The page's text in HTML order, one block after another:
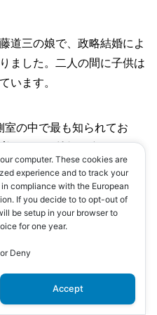
道三の娘で、政略結婚によ
ました。二人の間に子供は
います。
室の中で最も知られてお
雄を産んだとされていま
り、信長の後継者と目され
寺の変で共に命を落としま
computer. These cookies are
experience and to track your
compliance with the European
If you decide to to opt-out of
be setup in your browser to
for one year.
Deny
Accept